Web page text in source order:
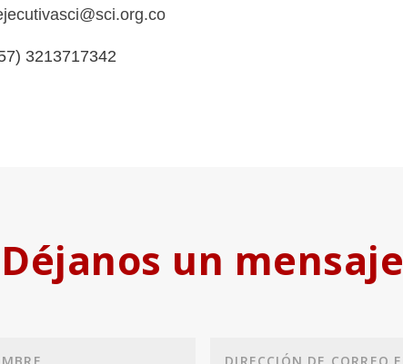
@sci.org.co
3213717342
Déjanos un mensaje